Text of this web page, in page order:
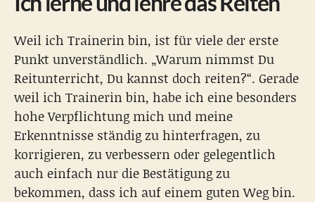
Weil ich Trainerin bin, ist für viele der erste
Punkt unverständlich. „Warum nimmst Du
Reitunterricht, Du kannst doch reiten?“. Gerade
weil ich Trainerin bin, habe ich eine besonders
hohe Verpflichtung mich und meine
Erkenntnisse ständig zu hinterfragen, zu
korrigieren, zu verbessern oder gelegentlich
auch einfach nur die Bestätigung zu
bekommen, dass ich auf einem guten Weg bin.